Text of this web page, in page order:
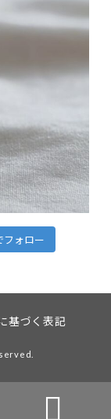
フォロー
基づく表記
